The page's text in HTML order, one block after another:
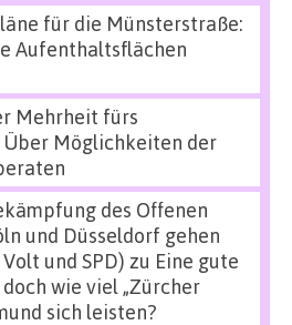
für die Münsterstraße:
Aufenthaltsflächen
Mehrheit fürs
Möglichkeiten der
des Offenen
und Düsseldorf gehen
und SPD) zu Eine gute
wie viel „Zürcher
sich leisten?